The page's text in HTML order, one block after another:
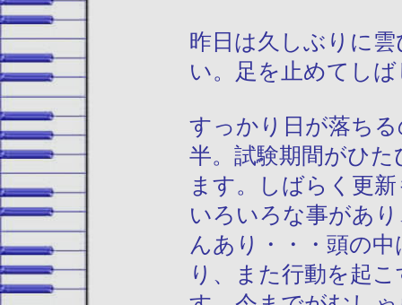
昨日は久しぶりに
い。足を止めてし
すっかり日が落ち
半。試験期間がひ
ます。しばらく更
いろいろな事があ
んあり・・・頭の
り、また行動を起